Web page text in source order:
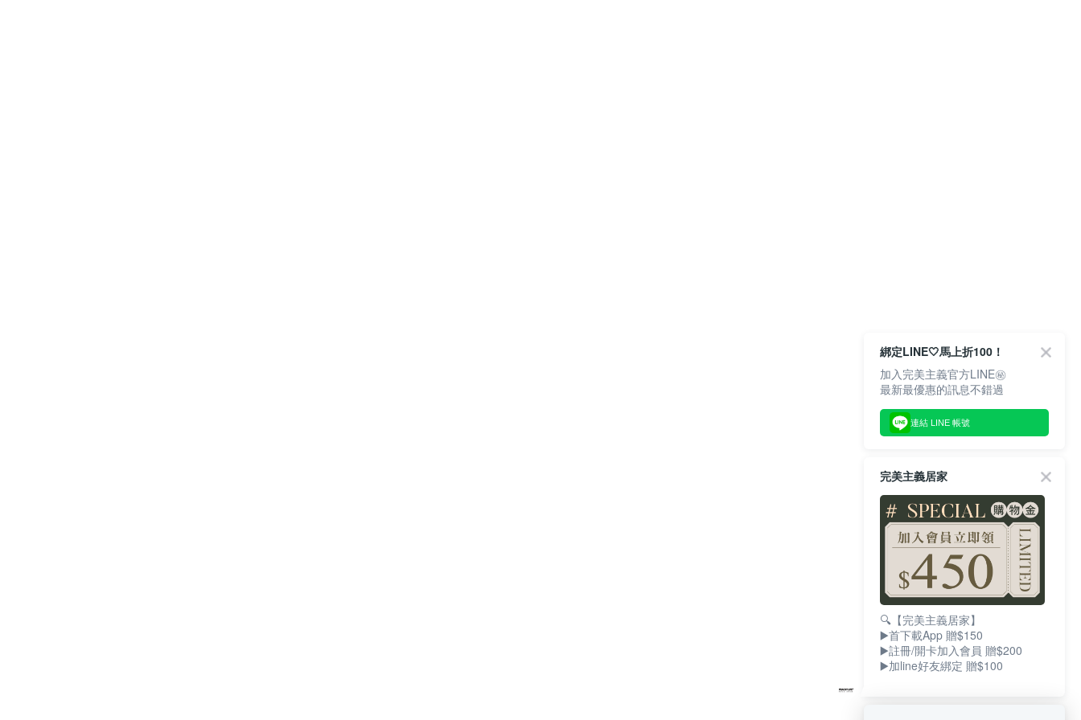
綁定LINE🤍馬上折100！
加入完美主義官方LINE㊙
最新最優惠的訊息不錯過
連結 LINE 帳號
完美主義居家
🔍【完美主義居家】
▶️首下載App 贈$150
▶️註冊/開卡加入會員 贈$200
▶️加line好友綁定 贈$100